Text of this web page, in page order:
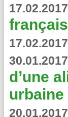
17.02.2017
17.02.2017
30.01.2017
d’une
urbaine
20.01.2017